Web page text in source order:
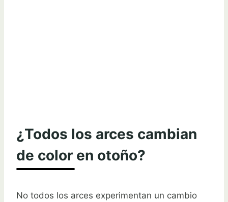
¿Todos los arces cambian
de color en otoño?
No todos los arces experimentan un cambio